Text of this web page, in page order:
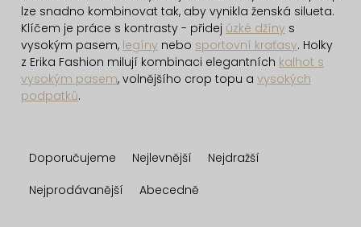
lze snadno kombinovat tak, aby vynikla ženská silueta.
Klíčem je práce s kontrasty - přidej úzké džíny s
vysokým pasem, legíny nebo sportovní kraťasy. Holky
z Erika Fashion milují kombinaci elegantních kalhot s
vysokým pasem, volnějšího crop topu a vysokých
podpatků.
aDoporučujeme Nejlevnější
Nejdražší
Nejprodávanější
Abecedně